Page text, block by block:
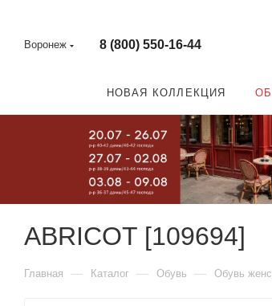
Воронеж 8 (800) 550-16-44
НОВАЯ КОЛЛЕКЦИЯ
ABRICOT [109694]
Главная — Каталог — Обувь — Обувь